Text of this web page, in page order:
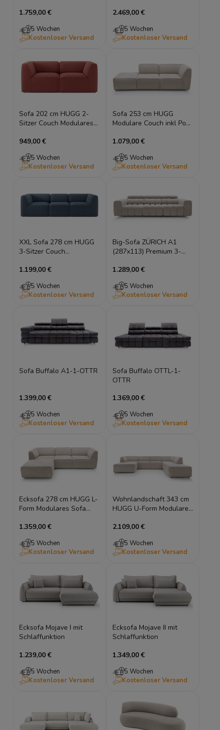
verstellbaren
1.759,00 €
5 Wochen
Kostenloser Versand
verstellbaren
2.469,00 €
5 Wochen
Kostenloser Versand
Sofa 202 cm HUGG 2-
Sitzer Couch Modulares
949,00 €
5 Wochen
Kostenloser Versand
Sofa 253 cm HUGG
Modulare Couch inkl Pouf
1.079,00 €
5 Wochen
Kostenloser Versand
XXL Sofa 278 cm HUGG
3-Sitzer Couch
Armlehnen
1.199,00 €
5 Wochen
Kostenloser Versand
Big-Sofa ZÜRICH A1
(287x113) Premium 3-
Kopfstützen
1.289,00 €
5 Wochen
Kostenloser Versand
Sofa Buffalo A1-1-OTTR
1.399,00 €
5 Wochen
Kostenloser Versand
Sofa Buffalo OTTL-1-
OTTR
1.369,00 €
5 Wochen
Kostenloser Versand
Ecksofa 278 cm HUGG L-
Form Modulares Sofa
1.359,00 €
5 Wochen
Kostenloser Versand
Wohnlandschaft 343 cm
HUGG U-Form Modulares
2.109,00 €
5 Wochen
Kostenloser Versand
Ecksofa Mojave I mit
Schlaffunktion
1.239,00 €
5 Wochen
Kostenloser Versand
Ecksofa Mojave II mit
Schlaffunktion
1.349,00 €
5 Wochen
Kostenloser Versand